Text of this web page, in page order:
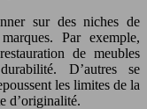
sur des niches de
Par exemple,
de meubles
D’autres se
les limites de la
d’originalité.